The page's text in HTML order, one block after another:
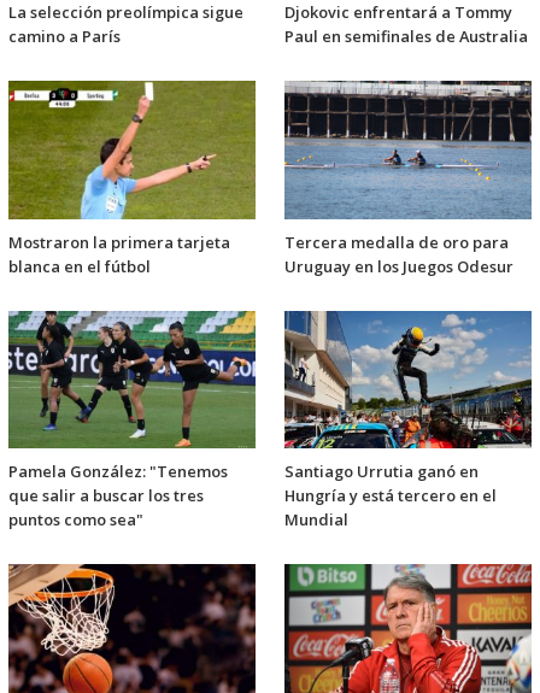
La selección preolímpica sigue
camino a París
Djokovic enfrentará a Tommy
Paul en semifinales de Australia
Mostraron la primera tarjeta
blanca en el fútbol
Tercera medalla de oro para
Uruguay en los Juegos Odesur
Pamela González: "Tenemos
que salir a buscar los tres
puntos como sea"
Santiago Urrutia ganó en
Hungría y está tercero en el
Mundial